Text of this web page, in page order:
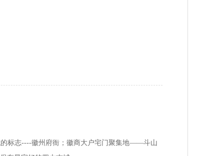
标志----徽州府衙；徽商大户宅门聚集地——斗山